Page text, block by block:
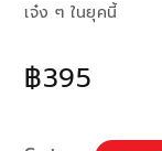
฿395
เจ๋ง ๆ ในยุคนี้